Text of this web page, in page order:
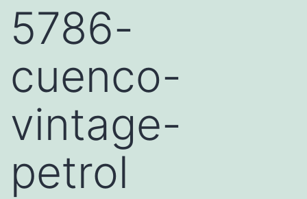
5786-
cuenco-
vintage-
petrol